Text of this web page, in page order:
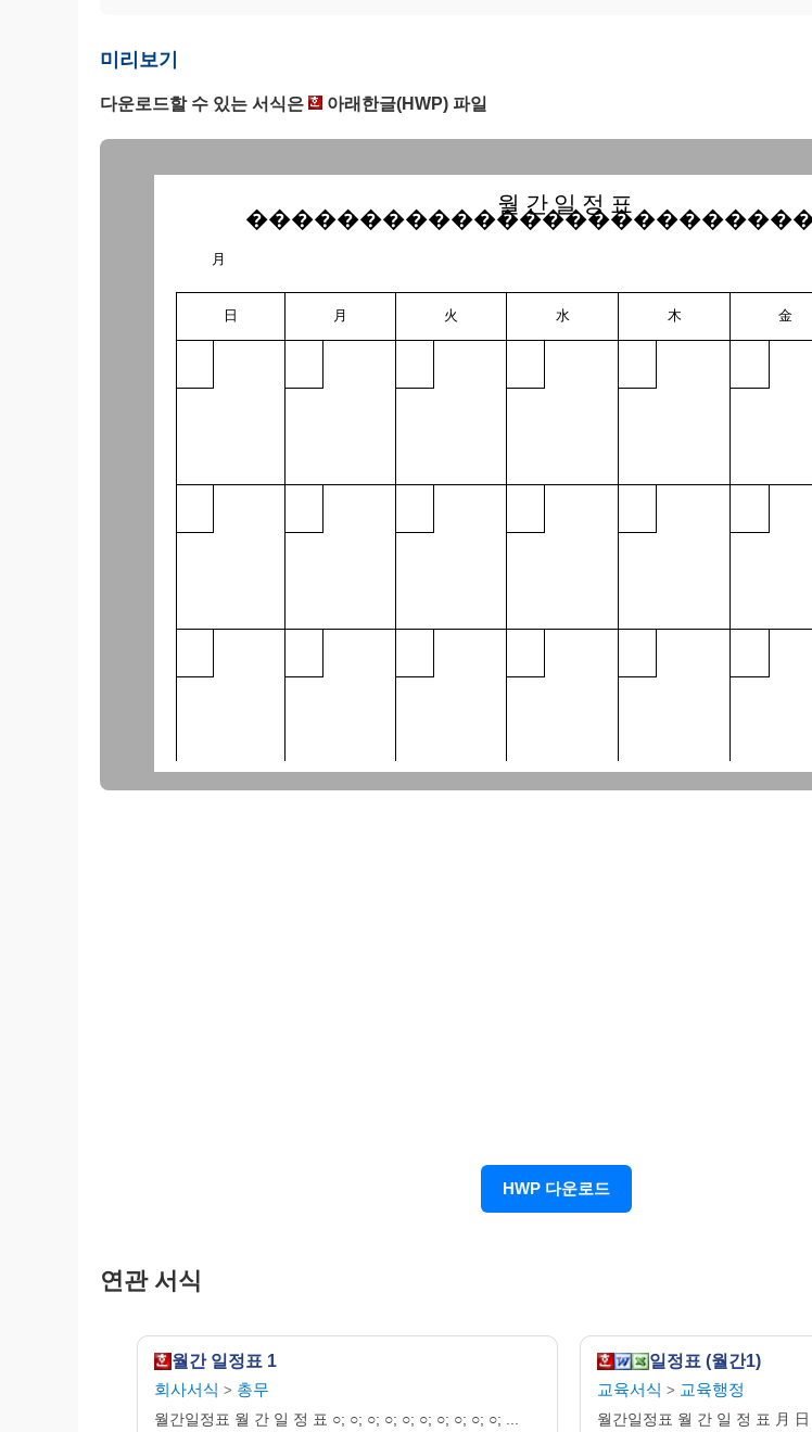
미리보기
다운로드할 수 있는 서식은 아래한글(HWP) 파일
월 간 일 정 표
月
日 月 火 水 木 金
HWP 다운로드
연관 서식
월간 일정표 1
회사서식 > 총무
월간일정표 월 간 일 정 표 ○; ○; ○; ○; ○; ○; ○; ○; ○; ○; ...
일정표 (월간1)
교육서식 > 교육행정
월간일정표 월 간 일 정 표 月